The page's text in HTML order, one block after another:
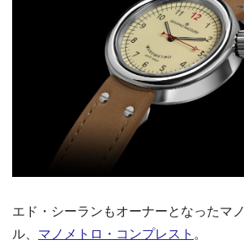
エド・シーランもオーナーとなったマ
ル、 マノメトロ・コンプレスト 。